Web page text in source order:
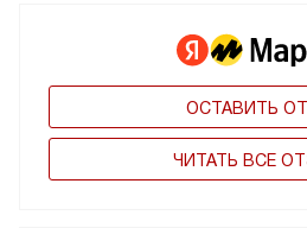
ОСТАВИТЬ
ЧИТАТЬ ВСЕ